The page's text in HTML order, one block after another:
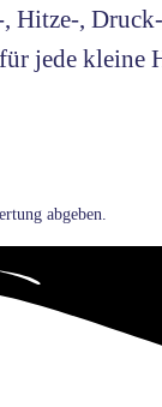
,
jede
abgeben.